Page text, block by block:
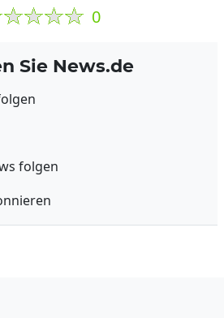
0
Sie News.de
folgen